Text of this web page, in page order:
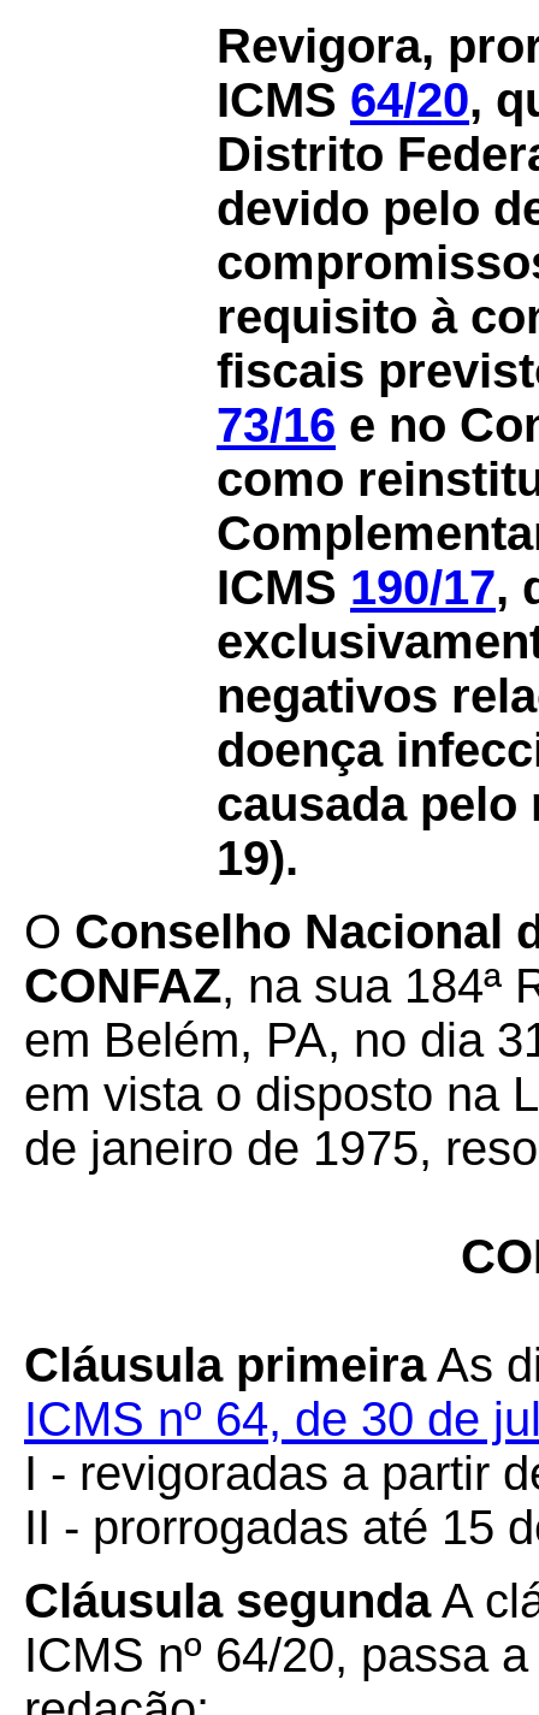
Revigora,
ICMS 64/20,
Distrito
devido pelo
requisito à
fiscais
73/16 e no
como
ICMS 190/17,
negativos
doença
causada pelo
19).
O Conselho Nacional
CONFAZ, na sua 184ª
em Belém, PA, no dia
em vista o disposto na
de janeiro de 1975,
Cláusula primeiraAs
ICMS nº 64, de 30 de
I - revigoradas a partir
II - prorrogadas até 15
Cláusula segundaA
ICMS nº 64/20, passa